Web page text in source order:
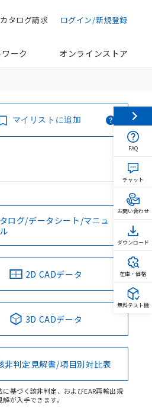
ログイン/新規登録
カタログ請求
ーク オンラインストア
マイリストに追加
ログ/データシート/マニュ
2D CADデータ
3D CADデータ
非判定見解書/項目別対比表
に基づく該非判定、およびEAR再輸出規
が入手できます。
FAQ
チャット
お問い合わせ
ダウンロード
在庫・価格
無料テスト機